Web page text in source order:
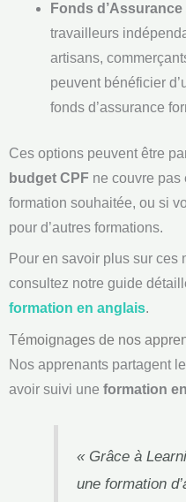
Fonds
travailleurs
artisans,
peuvent bénéficier
fonds d’assurance
Ces options peuvent être
budget CPF ne couvre pas
formation souhaitée, ou si
pour d’autres formations.
Pour en savoir plus sur ces
consultez notre guide
formation en anglais.
Témoignages de nos
Nos apprenants partagent
avoir suivi une formation
« Grâce à
une formation